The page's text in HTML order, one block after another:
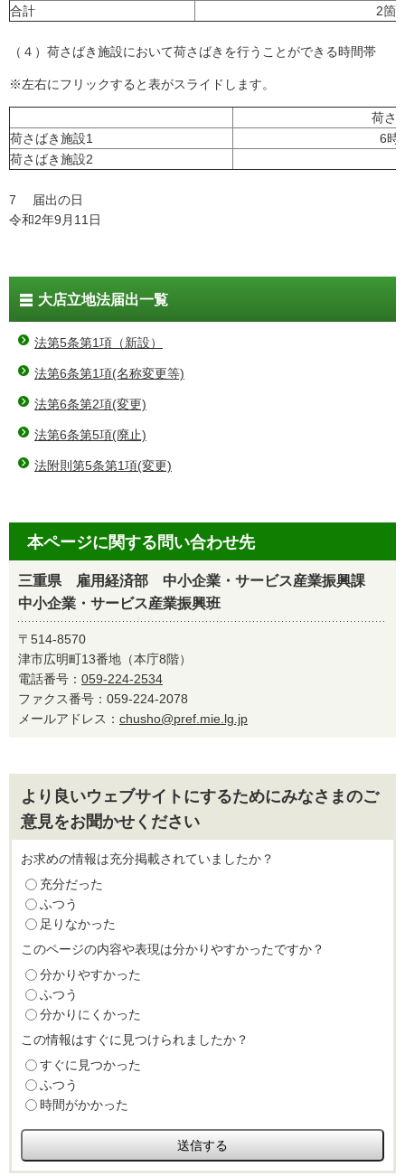
合計
2箇
（４）荷さばき施設において荷さばきを行うことができる時間帯
※左右にフリックすると表がスライドします。
荷さ
荷さばき施設1
6時
荷さばき施設2
7 届出の日
令和2年9月11日
大店立地法届出一覧
法第5条第1項（新設）
法第6条第1項(名称変更等)
法第6条第2項(変更)
法第6条第5項(廃止)
法附則第5条第1項(変更)
本ページに関する問い合わせ先
三重県 雇用経済部 中小企業・サービス産業振興課
中小企業・サービス産業振興班
〒514-8570
津市広明町13番地（本庁8階）
電話番号： 059-224-2534
ファクス番号：059-224-2078
メールアドレス： chusho@pref.mie.lg.jp
より良いウェブサイトにするためにみなさまのご
意見をお聞かせください
お求めの情報は充分掲載されていましたか？
充分だった
ふつう
足りなかった
このページの内容や表現は分かりやすかったですか？
分かりやすかった
ふつう
分かりにくかった
この情報はすぐに見つけられましたか？
すぐに見つかった
ふつう
時間がかかった